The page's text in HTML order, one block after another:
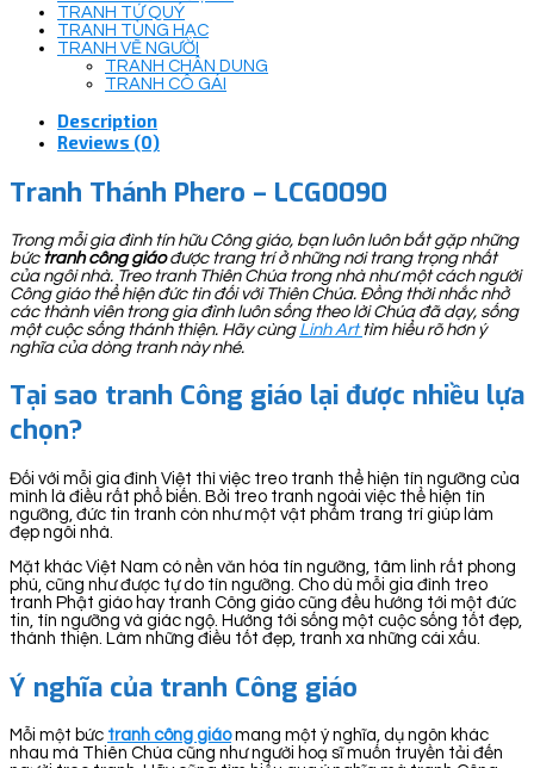
TRANH TỨ QUÝ
TRANH TÙNG HẠC
TRANH VẼ NGƯỜI
TRANH CHÂN DUNG
TRANH CÔ GÁI
Description
Reviews (0)
Tranh Thánh Phero – LCG0090
Trong mỗi gia đình tín hữu Công giáo, bạn luôn luôn bắt gặp những
bức tranh công giáođược trang trí ở những nơi trang trọng nhất
của ngôi nhà. Treo tranh Thiên Chúa trong nhà như một cách người
Công giáo thể hiện đức tin đối với Thiên Chúa. Đồng thời nhắc nhở
các thành viên trong gia đình luôn sống theo lời Chúa đã dạy, sống
một cuộc sống thánh thiện. Hãy cùng Linh Arttìm hiểu rõ hơn ý
nghĩa của dòng tranh này nhé.
Tại sao tranh Công giáo lại được nhiều lựa
chọn?
Đối với mỗi gia đình Việt thì việc treo tranh thể hiện tín ngưỡng của
mình là điều rất phổ biến. Bởi treo tranh ngoài việc thể hiện tín
ngưỡng, đức tin tranh còn như một vật phẩm trang trí giúp làm
đẹp ngôi nhà.
Mặt khác Việt Nam có nền văn hóa tín ngưỡng, tâm linh rất phong
phú, cũng như được tự do tín ngưỡng. Cho dù mỗi gia đình treo
tranh Phật giáo hay tranh Công giáo cũng đều hướng tới một đức
tin, tín ngưỡng và giác ngộ. Hướng tới sống một cuộc sống tốt đẹp,
thánh thiện. Làm những điều tốt đẹp, tranh xa những cái xấu.
Ý nghĩa của tranh Công giáo
Mỗi một bức tranh công giáomang một ý nghĩa, dụ ngôn khác
nhau mà Thiên Chúa cũng như người hoạ sĩ muốn truyền tải đến